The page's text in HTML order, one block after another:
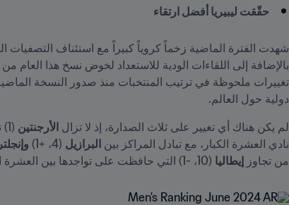
حقّقت ليبيريا أفضل ارتقاء
دولية حول العالم.
لم يكن هناك أي تغيير على ثلاث الصدارة، إذ لا تزال الأرجنتين (1) تهيمن على المركز الأول، تليها
نادي العشرة الكبار، مع تبادل المراكز بين البرازيل (4، +1) وإنجلترا
من تجاوز إيطاليا (10، -1) التي حافظت على تواجدها بين العشرة المتصدرين.